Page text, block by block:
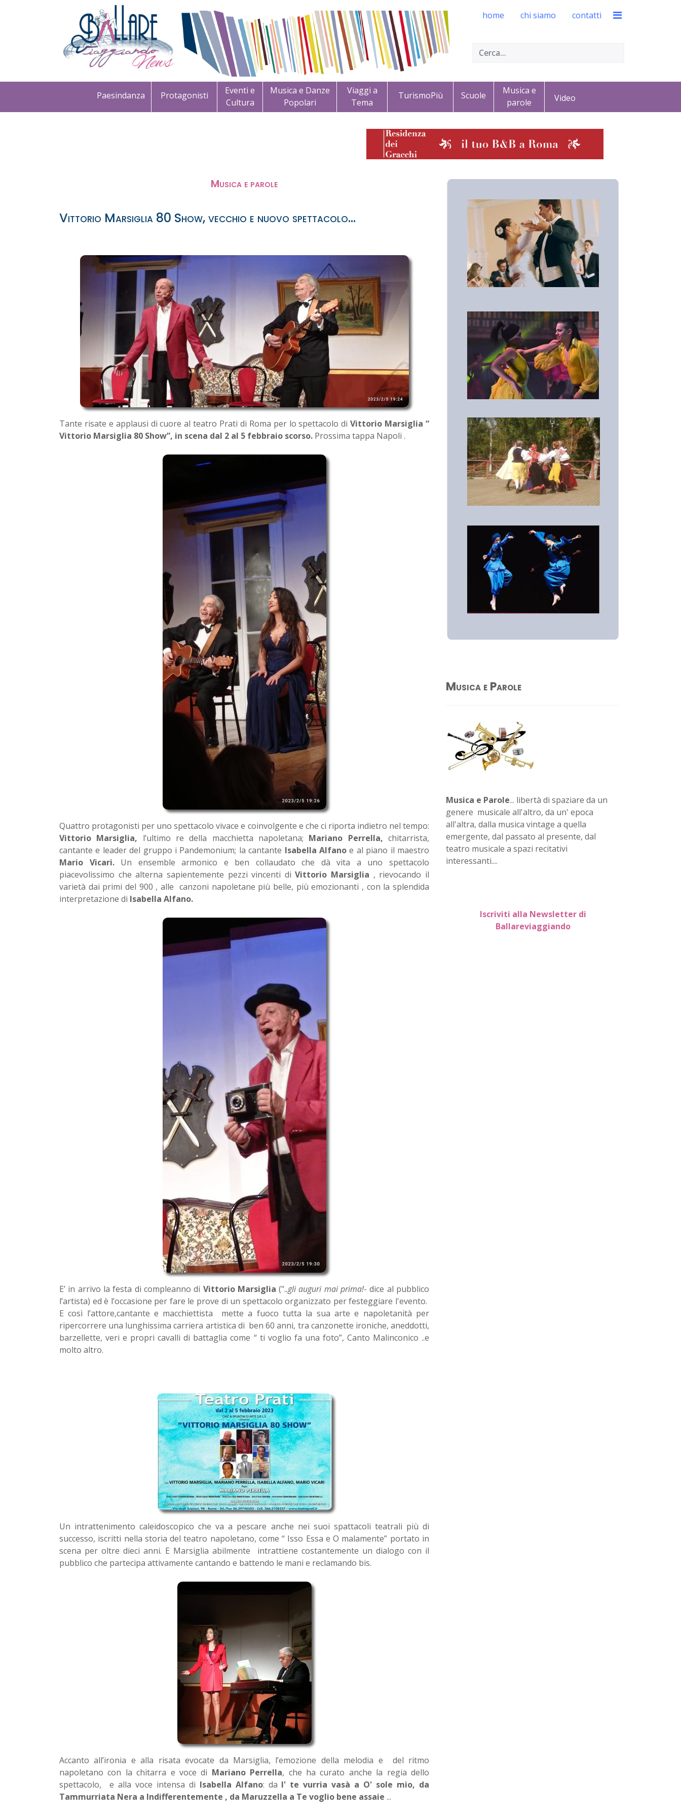
home chi siamo contatti
Paesindanza Protagonisti
Eventi e
Cultura
Musica e Danze
Popolari
Viaggi a
Tema
TurismoPiù Scuole
Musica e
parole
Video
Musica e parole
Vittorio Marsiglia 80 Show, vecchio e nuovo spettacolo...
Tante risate e applausi di cuore al teatro Prati di Roma per lo spettacolo di Vittorio Marsiglia “
Vittorio Marsiglia 80 Show”, in scena dal 2 al 5 febbraio scorso. Prossima tappa Napoli .
Quattro protagonisti per uno spettacolo vivace e coinvolgente e che ci riporta indietro nel tempo:
Vittorio Marsiglia, l’ultimo re della macchietta napoletana; Mariano Perrella, chitarrista,
cantante e leader del gruppo i Pandemonium; la cantante Isabella Alfano e al piano il maestro
Mario Vicari.Un ensemble armonico e ben collaudato che dà vita a uno spettacolo
piacevolissimo che alterna sapientemente pezzi vincenti di Vittorio Marsiglia , rievocando il
varietà dai primi del 900 , alle canzoni napoletane più belle, più emozionanti , con la splendida
interpretazione di Isabella Alfano.
E’ in arrivo la festa di compleanno di Vittorio Marsiglia ("..gli auguri mai prima!- dice al pubblico
l’artista) ed è l’occasione per fare le prove di un spettacolo organizzato per festeggiare l'evento.
E così l’attore,cantante e macchiettista mette a fuoco tutta la sua arte e napoletanità per
ripercorrere una lunghissima carriera artistica di ben 60 anni, tra canzonette ironiche, aneddotti,
barzellette, veri e propri cavalli di battaglia come “ ti voglio fa una foto”, Canto Malinconico ..e
molto altro.
Un intrattenimento caleidoscopico che va a pescare anche nei suoi spattacoli teatrali più di
successo, iscritti nella storia del teatro napoletano, come “ Isso Essa e O malamente” portato in
scena per oltre dieci anni. E Marsiglia abilmente intrattiene costantemente un dialogo con il
pubblico che partecipa attivamente cantando e battendo le mani e reclamando bis.
Accanto all’ironia e alla risata evocate da Marsiglia, l’emozione della melodia e del ritmo
napoletano con la chitarra e voce di Mariano Perrella, che ha curato anche la regia dello
spettacolo, e alla voce intensa di Isabella Alfano: da I' te vurria vasà a O' sole mio, da
Tammurriata Nera a Indifferentemente , da Maruzzella a Te voglio bene assaie ...
Musica e Parole
Musica e Parole... libertà di spaziare da un
genere musicale all'altro, da un' epoca
all'altra, dalla musica vintage a quella
emergente, dal passato al presente, dal
teatro musicale a spazi recitativi
interessanti....
Iscriviti alla Newsletter di
Ballareviaggiando